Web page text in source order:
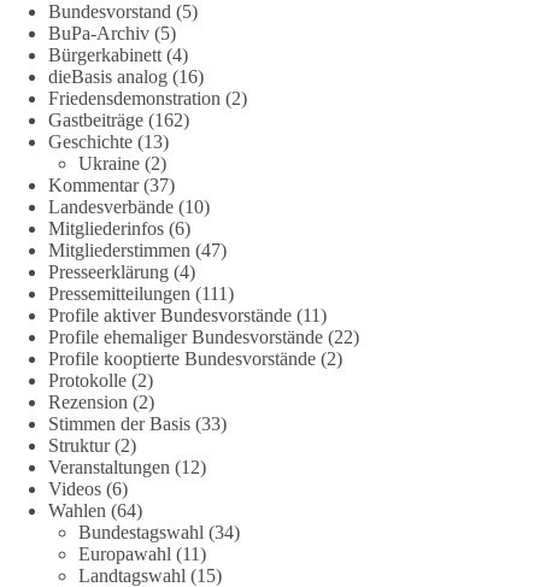
#dieBasis #Corona #Aufarbeitung
#Vertrauen
36 60
DieBasis
1 Tag zuvor
🕊 Wir wollen den Krieg mit Russland nicht!
Am 20. Juni 2026 fand in Berlin am Brandenburger Tor die
Demonstration mit dem Motto „Russland ist nicht unser
Feind“ statt.
Hier ein Auszug aus der Rede von der
Bundestagsabgeordneten Sevim Dağdelen (BSW).
„Wir müssen Nein sagen zu diesem stinkenden
Revanchismus!“
Bundesvorstand (5)
BuPa-Archiv (5)
Bürgerkabinett (4)
dieBasis analog (16)
Friedensdemonstration (2)
Gastbeiträge (162)
Geschichte (13)
Ukraine (2)
Kommentar(37)
Landesverbände (10)
Mitgliederinfos (6)
Mitgliederstimmen (47)
Presseerklärung (4)
Pressemitteilungen (111)
Profile aktiver Bundesvorstände (11)
Profile ehemaliger Bundesvorstände (22)
Profile kooptierte Bundesvorstände (2)
Protokolle (2)
Rezension (2)
Stimmen der Basis (33)
Struktur(2)
Veranstaltungen (12)
Videos (6)
Wahlen (64)
Bundestagswahl (34)
Europawahl (11)
Landtagswahl (15)